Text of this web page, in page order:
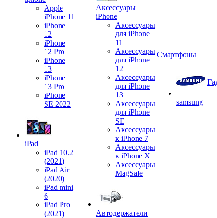
Apple
iPhone 11
iPhone
12
iPhone
12 Pro
iPhone
13
iPhone
13 Pro
iPhone
SE 2022
iPad
iPad 10.2
(2021)
iPad Air
(2020)
iPad mini
6
iPad Pro
(2021)
Аксессуары
iPhone
Аксессуары
для iPhone
11
Аксессуары
для iPhone
12
Аксессуары
для iPhone
13
Аксессуары
для iPhone
SE
Аксессуары
к iPhone 7
Аксессуары
к iPhone X
Аксессуары
MagSafe
Автодержатели
Смартфоны
samsung